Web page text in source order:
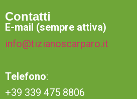
Contatti
E-mail (sempre attiva)
info@tizianoscarparo.it
Telefono:
+39 339 475 8806